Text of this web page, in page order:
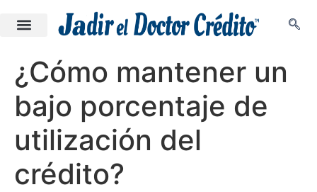
¿Cómo mantener un
bajo porcentaje de
utilización del
crédito?